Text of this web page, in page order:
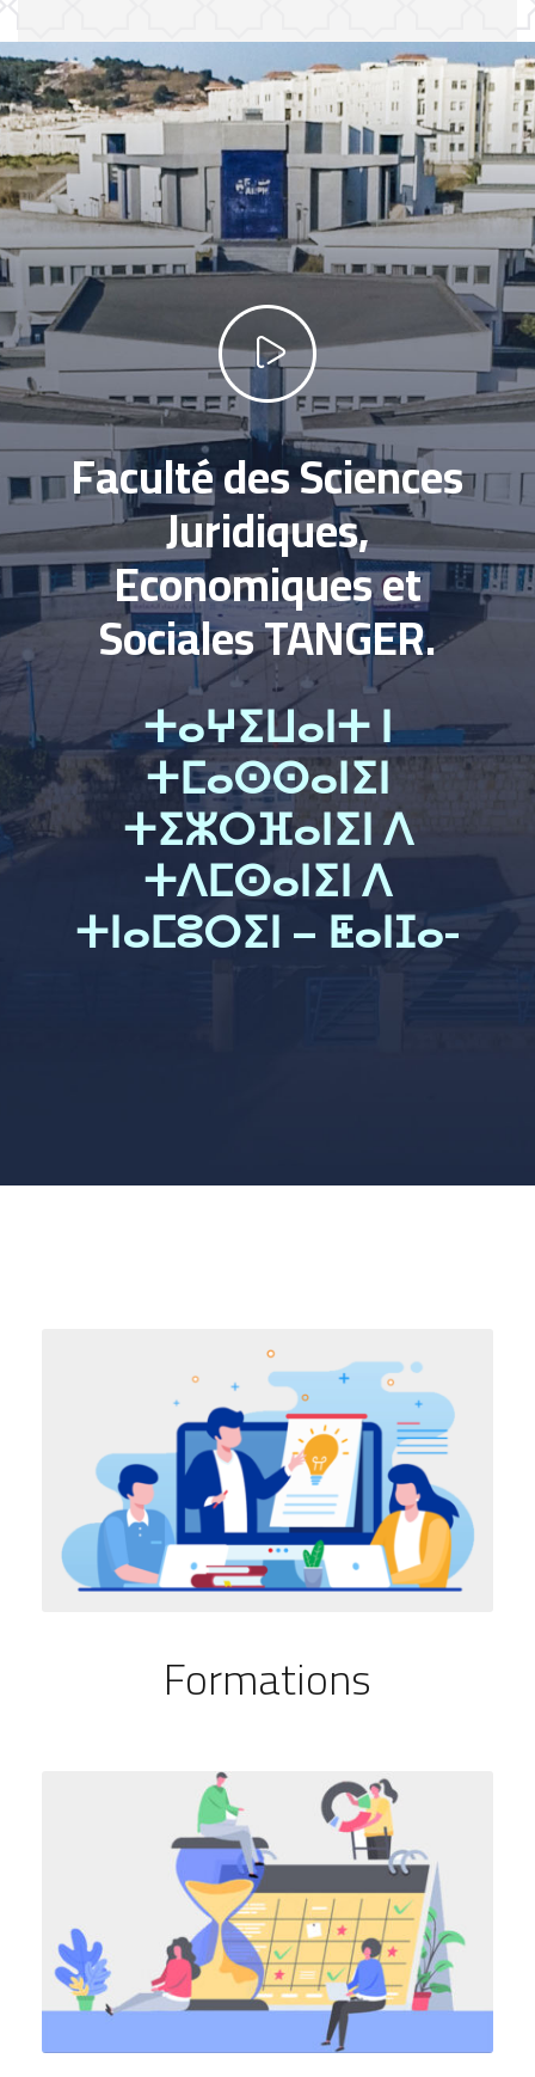
Faculté des Sciences
Juridiques,
Economiques et
Sociales TANGER.
ⵜⴰⵖⵉⵡⴰⵏⵜ ⵏ
ⵜⵎⴰⵙⵙⴰⵏⵉⵏ
ⵜⵉⵣⵔⴼⴰⵏⵉⵏ ⴷ
ⵜⴷⵎⵙⴰⵏⵉⵏ ⴷ
ⵜⵏⴰⵎⵓⵔⵉⵏ – ⵟⴰⵏⵊⴰ-
Formations